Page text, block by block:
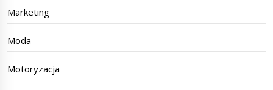
Marketing
Moda
Motoryzacja